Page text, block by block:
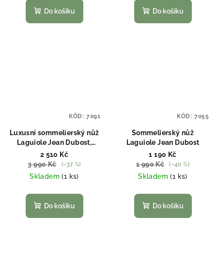
Do košíku Do košíku
Luxusní sommelierský nůž
Laguiole Jean Dubost,
olivové dřevo
2 510 Kč
3 990 Kč
(–37 %)
Skladem(1 ks)
Do košíku
KÓD: 7091
Sommelierský nůž
Laguiole Jean Dubost
1 190 Kč
1 990 Kč
(–40 %)
Skladem(1 ks)
Do košíku
KÓD: 7055